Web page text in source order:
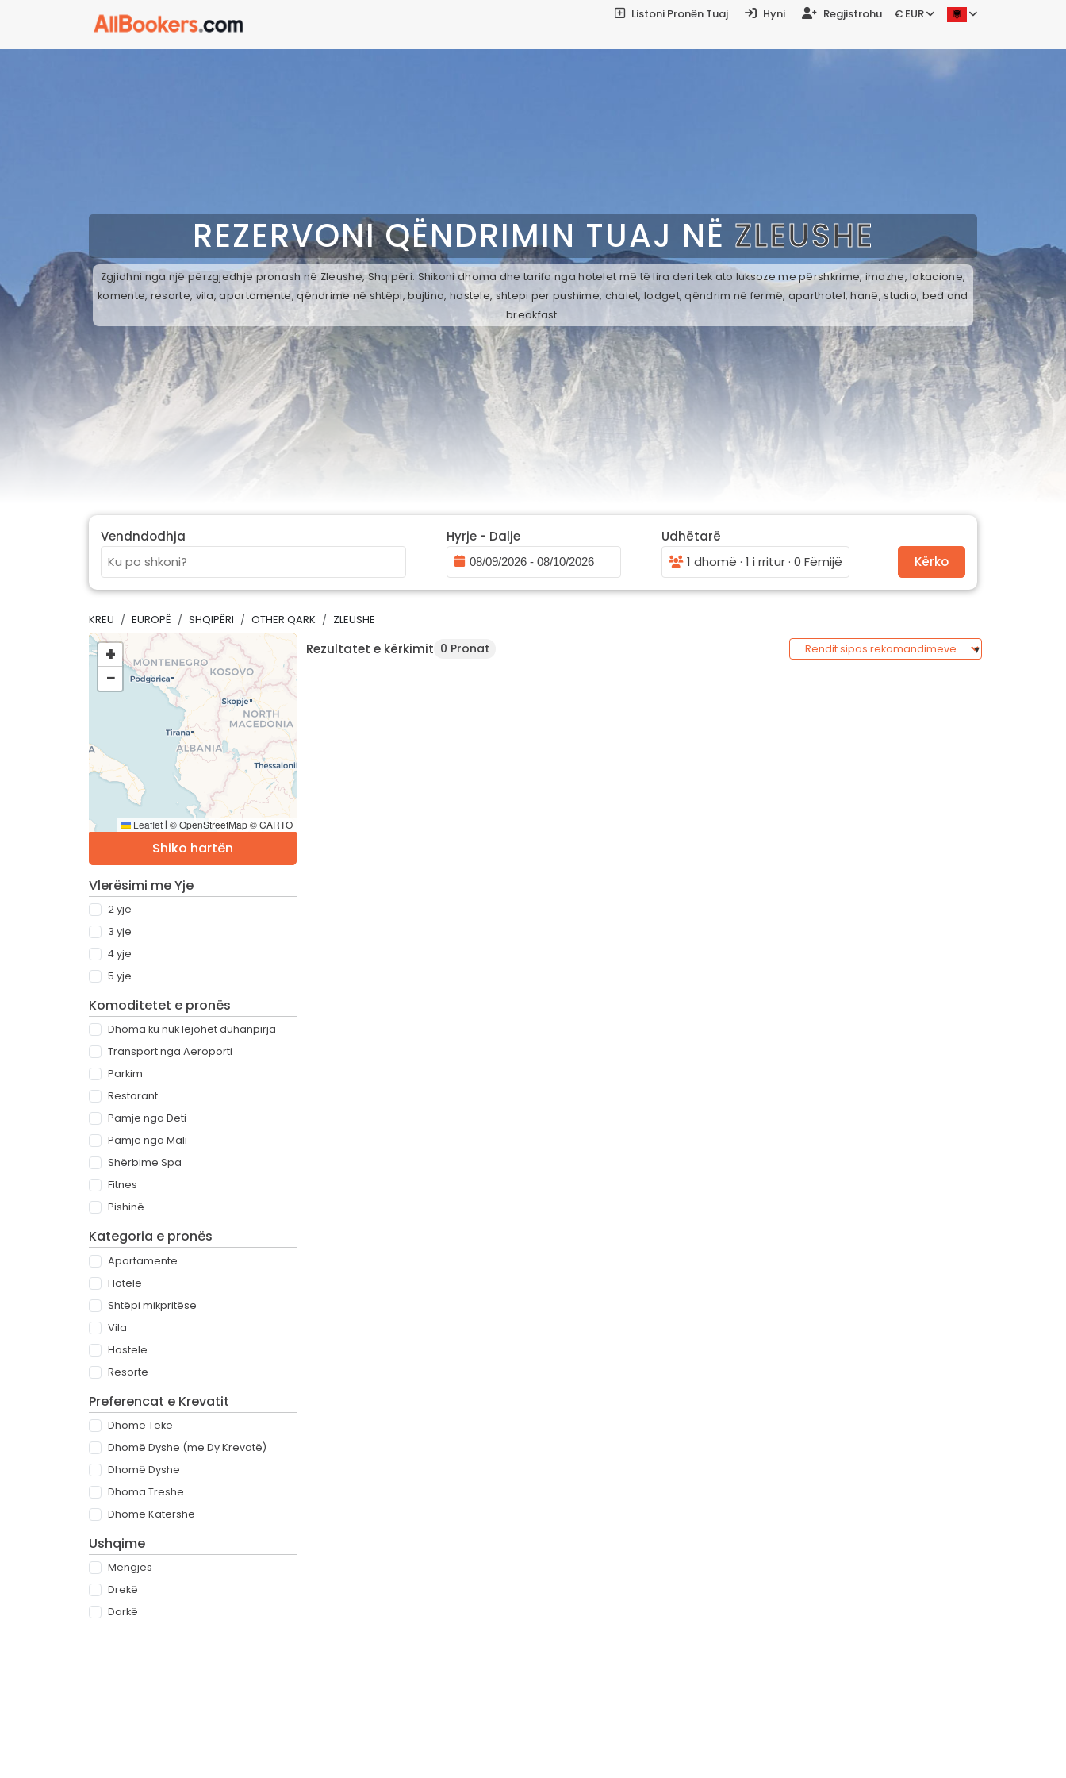
Listoni Pronën Tuaj Hyni Regjistrohu € EUR
REZERVONI QËNDRIMIN TUAJ NË ZLEUSHE
Zgjidhni nga një përzgjedhje pronash në Zleushe, Shqipëri. Shikoni dhoma dhe tarifa nga hotelet më të lira deri tek ato luksoze me përshkrime, imazhe, lokacione,
komente, resorte, vila, apartamente, qëndrime në shtëpi, bujtina, hostele, shtepi per pushime, chalet, lodget, qëndrim në fermë, aparthotel, hanë, studio, bed and
breakfast.
Vendndodhja Hyrje - Dalje
Udhëtarë
1 dhomë · 1 i rritur · 0 Fëmijë
Kërko
KREU EUROPË SHQIPËRI OTHER QARK ZLEUSHE
+
−
Leaflet | © OpenStreetMap © CARTO
Shiko hartën
Vlerësimi me Yje
2 yje
3 yje
4 yje
5 yje
Komoditetet e pronës
Dhoma ku nuk lejohet duhanpirja
Transport nga Aeroporti
Parkim
Restorant
Pamje nga Deti
Pamje nga Mali
Shërbime Spa
Fitnes
Pishinë
Kategoria e pronës
Apartamente
Hotele
Shtëpi mikpritëse
Vila
Hostele
Resorte
Preferencat e Krevatit
Dhomë Teke
Dhomë Dyshe (me Dy Krevatë)
Dhomë Dyshe
Dhoma Treshe
Dhomë Katërshe
Ushqime
Mëngjes
Drekë
Darkë
Rezultatet e kërkimit 0 Pronat